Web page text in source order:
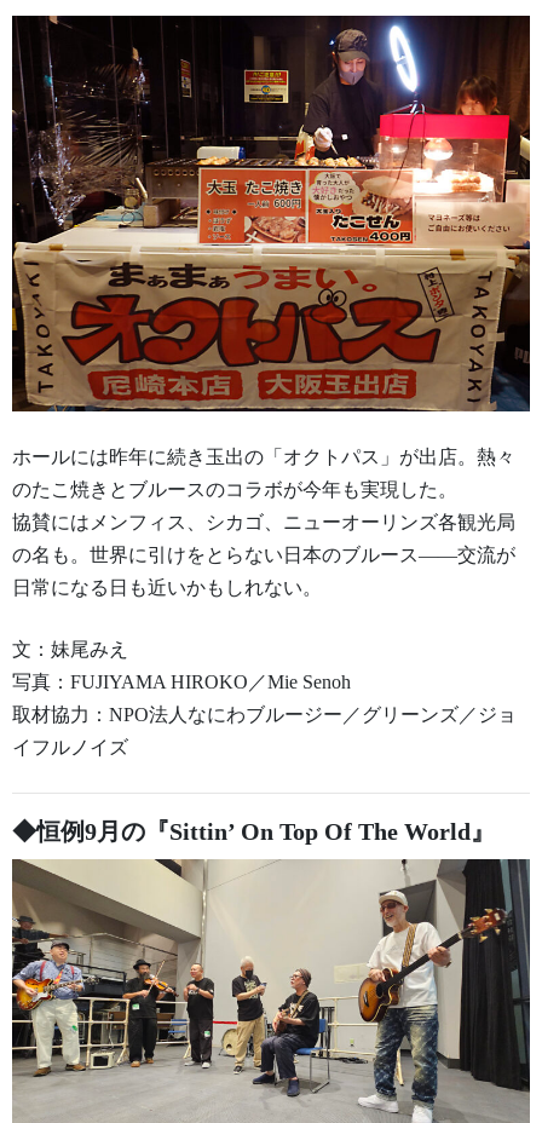
ホールには昨年に続き玉出の「オクトパス」が出店。熱々
のたこ焼きとブルースのコラボが今年も実現した。
協賛にはメンフィス、シカゴ、ニューオーリンズ各観光局
の名も。世界に引けをとらない日本のブルース——交流が
日常になる日も近いかもしれない。
文：妹尾みえ
写真：FUJIYAMA HIROKO／Mie Senoh
取材協力：NPO法人なにわブルージー／グリーンズ／ジョ
イフルノイズ
◆恒例9月の『Sittin’ On Top Of The World』